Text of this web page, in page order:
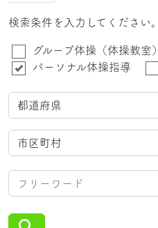
検索条件を入力してください。
グループ体操（体操教室）
パーソナル体操指導